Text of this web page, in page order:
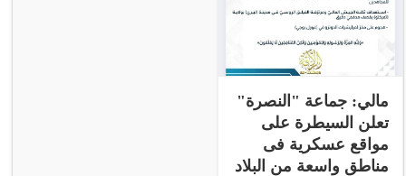
مالي: جماعة "النصرة"
تعلن السيطرة على
مواقع عسكرية فى
مناطق واسعة من البلاد